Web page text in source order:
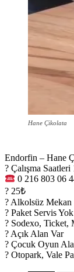
Hane Çikolata
Endorfin – Hane
? Çalışma
0 216 803 06
? 25₺
? Alkolsüz Mekan
? Paket Servis Yok
? Sodexo, Ticket,
? Açık Alan Var
? Çocuk Oyun
? Otopark, Vale